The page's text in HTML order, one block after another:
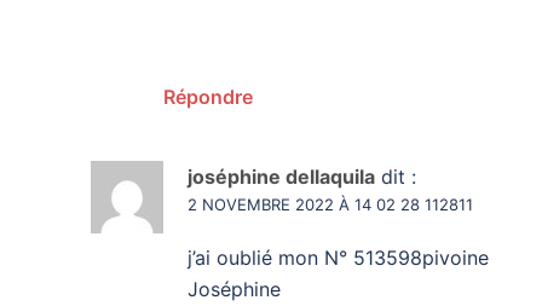
Répondre
joséphine dellaquila dit :
2 NOVEMBRE 2022 À 14 02 28 112811
j’ai oublié mon N° 513598pivoine
Joséphine